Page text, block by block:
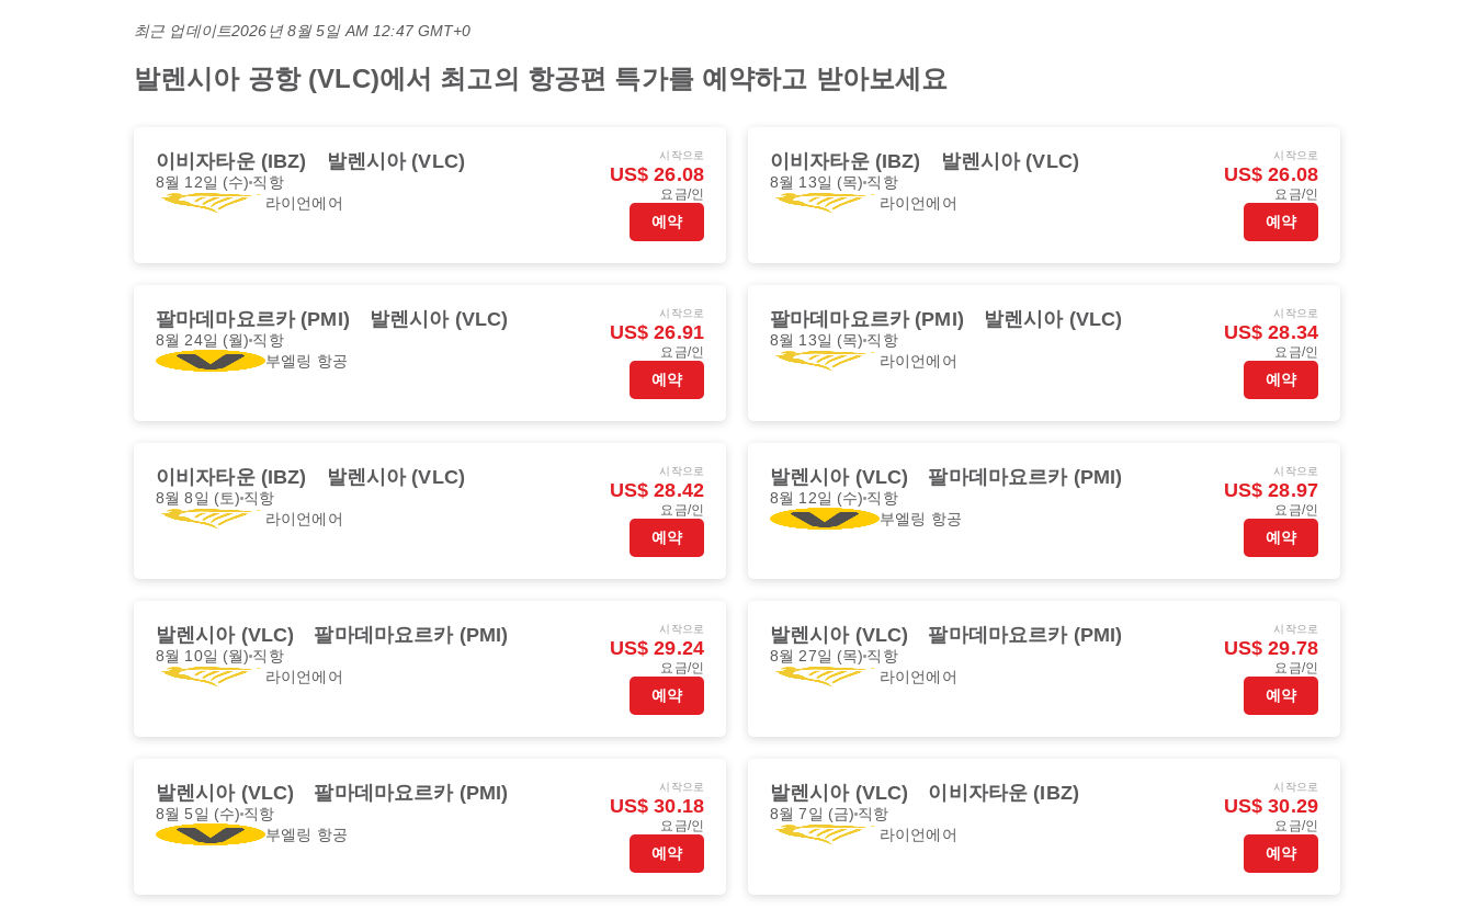
최근 업데이트2026년 8월 5일 AM 12:47 GMT+0
발렌시아 공항 (VLC)에서 최고의 항공편 특가를 예약하고 받아보세요
이비자타운 (IBZ) 발렌시아 (VLC)
8월 12일 (수) 직항
라이언에어
시작으로
US$ 26.08
요금/인
예약
이비자타운 (IBZ) 발렌시아 (VLC)
8월 13일 (목) 직항
라이언에어
시작으로
US$ 26.08
요금/인
예약
팔마데마요르카 (PMI) 발렌시아 (VLC)
8월 24일 (월) 직항
부엘링 항공
시작으로
US$ 26.91
요금/인
예약
팔마데마요르카 (PMI) 발렌시아 (VLC)
8월 13일 (목) 직항
라이언에어
시작으로
US$ 28.34
요금/인
예약
이비자타운 (IBZ) 발렌시아 (VLC)
8월 8일 (토) 직항
라이언에어
시작으로
US$ 28.42
요금/인
예약
발렌시아 (VLC) 팔마데마요르카 (PMI)
8월 12일 (수) 직항
부엘링 항공
시작으로
US$ 28.97
요금/인
예약
발렌시아 (VLC) 팔마데마요르카 (PMI)
8월 10일 (월) 직항
라이언에어
시작으로
US$ 29.24
요금/인
예약
발렌시아 (VLC) 팔마데마요르카 (PMI)
8월 27일 (목) 직항
라이언에어
시작으로
US$ 29.78
요금/인
예약
발렌시아 (VLC) 팔마데마요르카 (PMI)
8월 5일 (수) 직항
부엘링 항공
시작으로
US$ 30.18
요금/인
예약
발렌시아 (VLC) 이비자타운 (IBZ)
8월 7일 (금) 직항
라이언에어
시작으로
US$ 30.29
요금/인
예약